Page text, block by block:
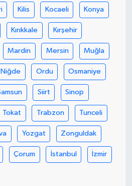
Kilis Kocaeli Konya
Kırıkkale Kırşehir
Mardin Mersin Muğla
Niğde Ordu Osmaniye
Siirt Sinop
Tokat Trabzon Tunceli
Yozgat Zonguldak
Çorum İstanbul İzmir